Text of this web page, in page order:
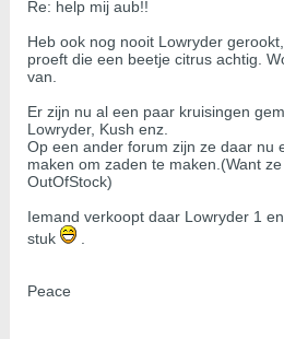
Re: help mij aub!!
Heb ook nog nooit Lowryder
proeft die een beetje citrus achtig.
van.
Er zijn nu al een paar kruisingen
Lowryder, Kush enz.
Op een ander forum zijn ze daar nu
maken om zaden te maken.(Want
OutOfStock)
Iemand verkoopt daar Lowryder 1
stuk
Peace